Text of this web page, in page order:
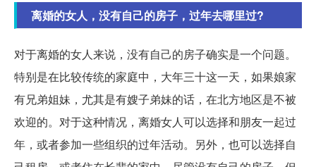
离婚的女人，没有自己的房子，过年去哪里过?
对于离婚的女人来说，没有自己的房子确实是一个问题。
特别是在比较传统的家庭中，大年三十这一天，如果娘家
有兄弟姐妹，尤其是有嫂子弟妹的话，在北方地区是不被
欢迎的。对于这种情况，离婚女人可以选择和朋友一起过
年，或者参加一些组织的过年活动。另外，也可以选择自